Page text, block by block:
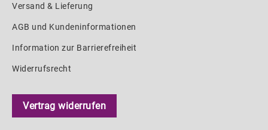
Versand & Lieferung
AGB und Kundeninformationen
Information zur Barrierefreiheit
Widerrufsrecht
Vertrag widerrufen